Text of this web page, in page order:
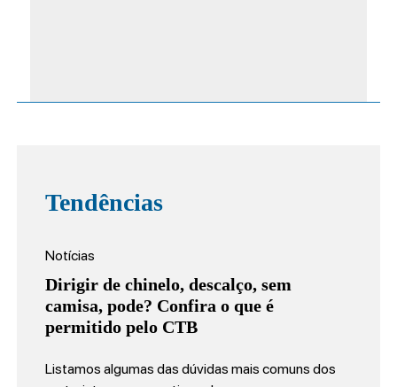
Tendências
Notícias
Dirigir de chinelo, descalço, sem
camisa, pode? Confira o que é
permitido pelo CTB
Listamos algumas das dúvidas mais comuns dos